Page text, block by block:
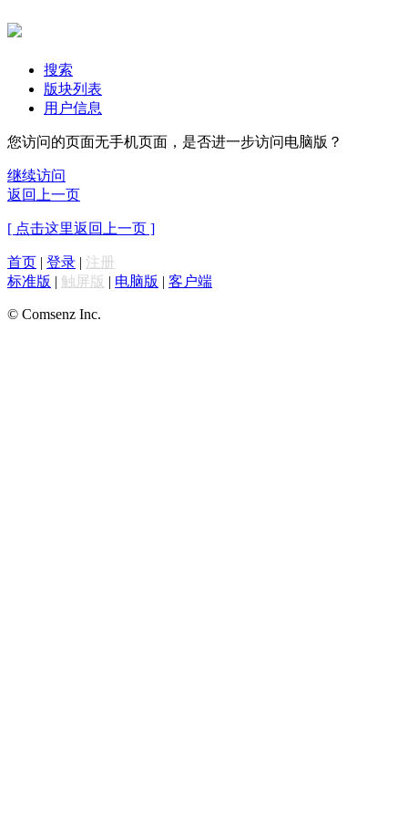
搜索
版块列表
用户信息
您访问的页面无手机页面，是否进一步访问电脑版？
继续访问
返回上一页
[ 点击这里返回上一页 ]
首页 | 登录 | 注册
标准版 | 触屏版 | 电脑版 | 客户端
© Comsenz Inc.